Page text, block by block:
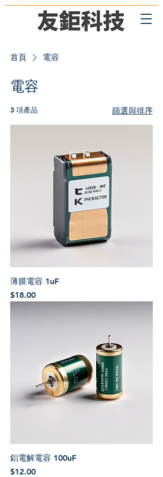
首頁 電容
電容
3 項產品 篩選與排序
薄膜電容 1uF
價格
$18.00
鋁電解電容 100uF
價格
$12.00